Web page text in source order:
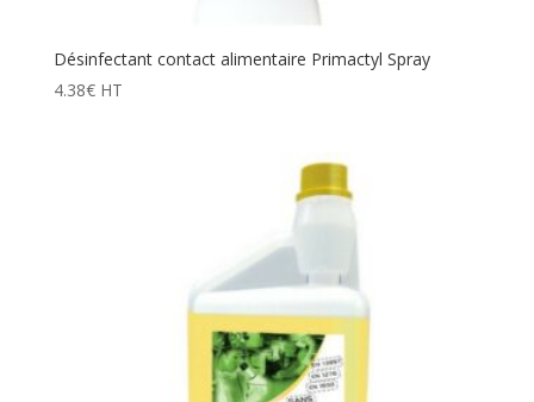
Désinfectant contact alimentaire Primactyl Spray
4.38€ HT